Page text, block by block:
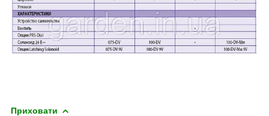
Приховати